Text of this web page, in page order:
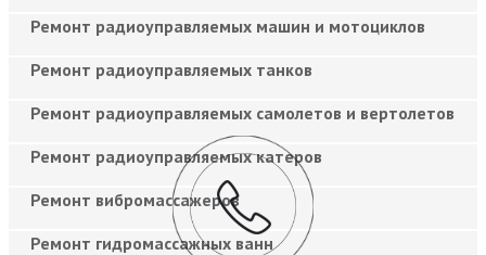
Ремонт радиоуправляемых машин и мотоциклов
Ремонт радиоуправляемых танков
Ремонт радиоуправляемых самолетов и вертолетов
Ремонт радиоуправляемых катеров
Ремонт вибромассажеров
Ремонт гидромассажных ванн